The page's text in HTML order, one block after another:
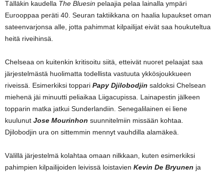
Tälläkin kaudella The Bluesin pelaajia pelaa lainalla ympäri
Eurooppaa peräti 40. Seuran taktiikkana on haalia lupaukset oman
sateenvarjonsa alle, jotta pahimmat kilpailijat eivät saa houkuteltua
heitä riveihinsä.
Chelseaa on kuitenkin kritisoitu siitä, etteivät nuoret pelaajat saa
järjestelmästä huolimatta todellista vastuuta ykkösjoukkueen
riveissä. Esimerkiksi toppari Papy Djilobodjin saldoksi Chelsean
miehenä jäi minuutti peliaikaa Liigacupissa. Lainapestin jälkeen
topparin matka jatkui Sunderlandiin. Senegalilainen ei liene
kuulunut Jose Mourinhon suunnitelmiin missään kohtaa.
Djilobodjin ura on sittemmin mennyt vauhdilla alamäkeä.
Välillä järjestelmä kolahtaa omaan nilkkaan, kuten esimerkiksi
pahimpien kilpailijoiden leivissä loistavien Kevin De Bryunen ja